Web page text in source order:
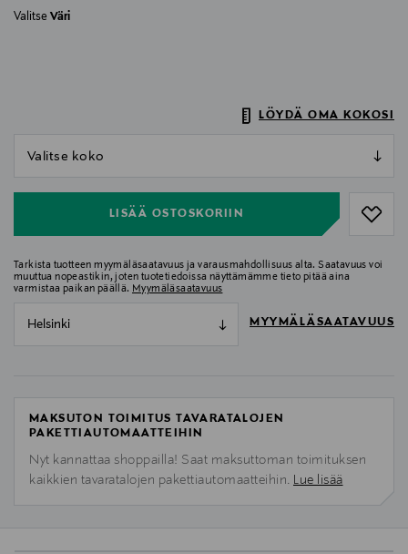
Valitse Väri
LÖYDÄ OMA KOKOSI
LISÄÄ OSTOSKORIIN
Tarkista tuotteen myymäläsaatavuus ja varausmahdollisuus alta. Saatavuus voi
muuttua nopeastikin, joten tuotetiedoissa näyttämämme tieto pitää aina
varmistaa paikan päällä. Myymäläsaatavuus
Helsinki MYYMÄLÄSAATAVUUS
MAKSUTON TOIMITUS TAVARATALOJEN
PAKETTIAUTOMAATTEIHIN
Nyt kannattaa shoppailla! Saat maksuttoman toimituksen
kaikkien tavaratalojen pakettiautomaatteihin. Lue lisää